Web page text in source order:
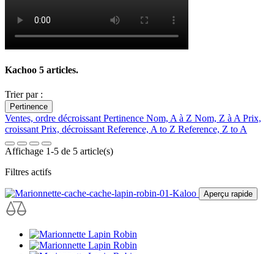
Kachoo 5 articles.
Trier par :
Pertinence
Ventes, ordre décroissant Pertinence Nom, A à Z Nom, Z à A Prix,
croissant Prix, décroissant Reference, A to Z Reference, Z to A
Affichage 1-5 de 5 article(s)
Filtres actifs
Aperçu rapide